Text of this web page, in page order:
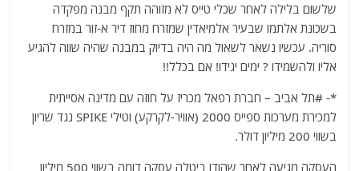
שלשום בלילה לאחר שכלי טייס לא מזוהה תקף מבנה מפקדה
בשכונת אלתמו שבעיר אלמיאדין שמזרח מחוז דיר א-זור במזרח
סוריה. עכשיו נשאר לשאול מה היה בדיוק במבנה שהיה שווה להגיע
אליו ולהשמידו ? ימים יגידו! אם בכלל!!
*- #תל אביב – חברת רפאל מכריז על חוזה עם מדינה אסייתית
למכירת מערכות ספייס 2000 (אוויר-לקרקע) וטילי SPIKE נגד שריון
בשווי 200 מיליון דולר.
העסקה מגיעה לאחר שהודו ביטלה עסקה דומה בשווי 500 מיליון